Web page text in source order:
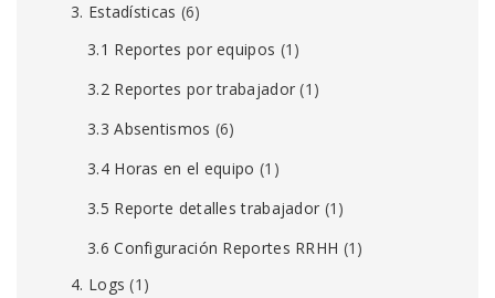
3. Estadísticas (6)
3.1 Reportes por equipos (1)
3.2 Reportes por trabajador (1)
3.3 Absentismos (6)
3.4 Horas en el equipo (1)
3.5 Reporte detalles trabajador (1)
3.6 Configuración Reportes RRHH (1)
4. Logs (1)